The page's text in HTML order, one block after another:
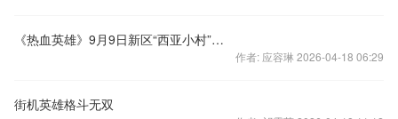
《热血英雄》9月9日新区“西亚小村”震撼开服
作者: 应容琳 2026-04-18 06:29
街机英雄格斗无双